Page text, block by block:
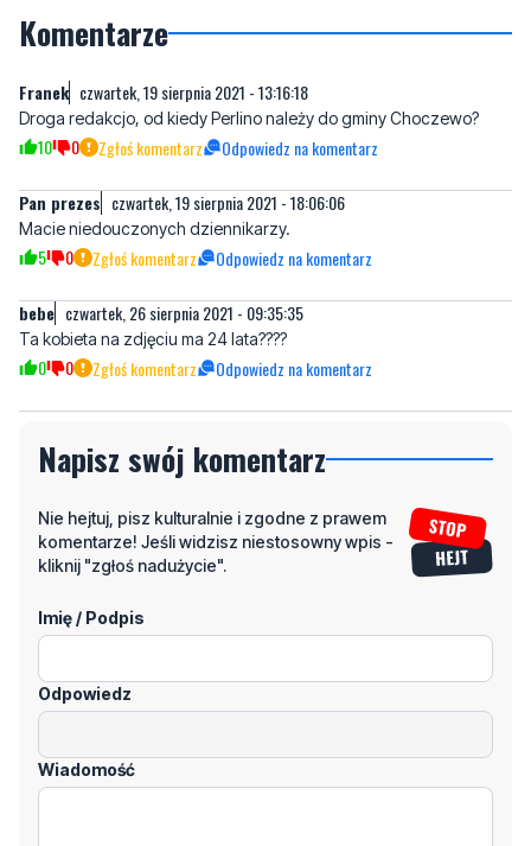
Komentarze
Franek czwartek, 19 sierpnia 2021 - 13:16:18
Droga redakcjo, od kiedy Perlino należy do gminy Choczewo?
10 0 Zgłoś komentarz Odpowiedz na komentarz
Pan prezes czwartek, 19 sierpnia 2021 - 18:06:06
Macie niedouczonych dziennikarzy.
5 0 Zgłoś komentarz Odpowiedz na komentarz
bebe czwartek, 26 sierpnia 2021 - 09:35:35
Ta kobieta na zdjęciu ma 24 lata????
0 0 Zgłoś komentarz Odpowiedz na komentarz
Napisz swój komentarz
Nie hejtuj, pisz kulturalnie i zgodne z prawem
komentarze! Jeśli widzisz niestosowny wpis -
kliknij "zgłoś nadużycie".
Imię / Podpis
Odpowiedz
Wiadomość